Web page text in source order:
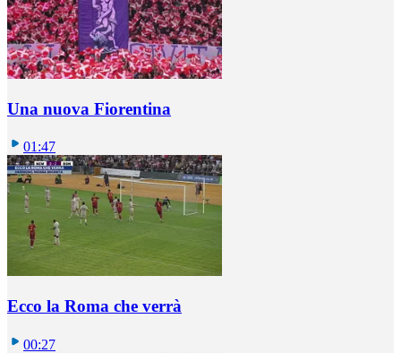
Una nuova Fiorentina
01:47
Ecco la Roma che verrà
00:27